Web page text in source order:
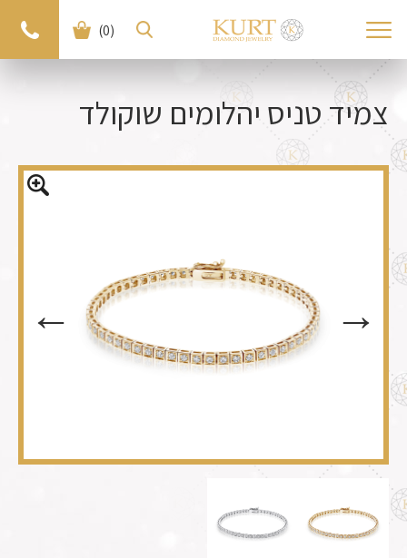
(0)
< חזרה למוצרים למוצר הבא >
צמיד טניס יהלומים שוקולד
← ←